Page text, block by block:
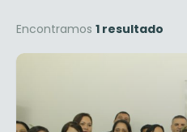
Encontramos 1 resultado